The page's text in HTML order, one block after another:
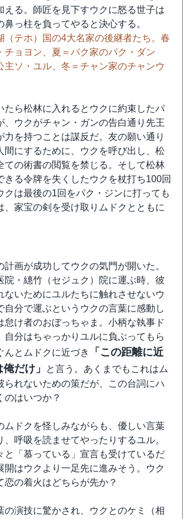
える。師匠を見下すウクに怒る世子は
っ柱を負ってやると決心する。
テホ）国の4大名家の後継者たち。春
チョヨン、夏＝パク家のパク・ダン
主ソ・ユル、冬＝チャン家のチャンウ
たら松林に入れるとウクに約束したパ
、ウクがチャン・ガンの告白通り先王
力を持つことは謀反だ。友の願い通り
間にするために、ウクを呼び出し、松
ての術書の閲覧を禁じる。そして松林
きる令牌を失くしたウクを杖打ち100回
クは最後の1回をパク・ジンに打っても
、家宝の剣を受け取りムドクとともに
画が成功してウクの気門が開いた。
院・繐竹（セジュク）院に運ぶ時、彼
ないためにユルたちに触れさせないウ
自分で運ぶというウクの言葉に感動し
怠け者のおぼっちゃま。小柄な執事ド
自分はちゃっかりユルに負ぶってもら
んとムドクに近づき
「この距離に近
だけ」
と言う。あくまでもこれはム
られないための策だが、この台詞にハ
のはいつか？
ムドクを怪しみながらも、優しい言葉
、呼吸を読ませてやったりするユル。
と「慕っている」宣言も受けているだ
開はウクより一足先に進みそう。ウク
恋の着火はどちらが先か？
の演技に驚かされ、ウクとのケミ（相